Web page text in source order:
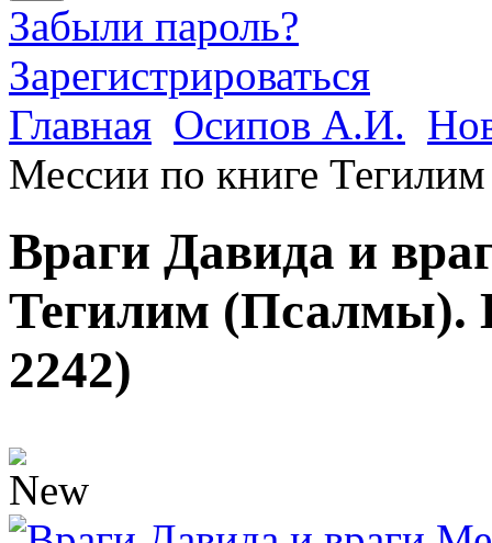
Забыли пароль?
Зарегистрироваться
Главная Осипов А.И.
Мессии по книге
Враги Давида и
Тегилим (Псалмы).
2242)